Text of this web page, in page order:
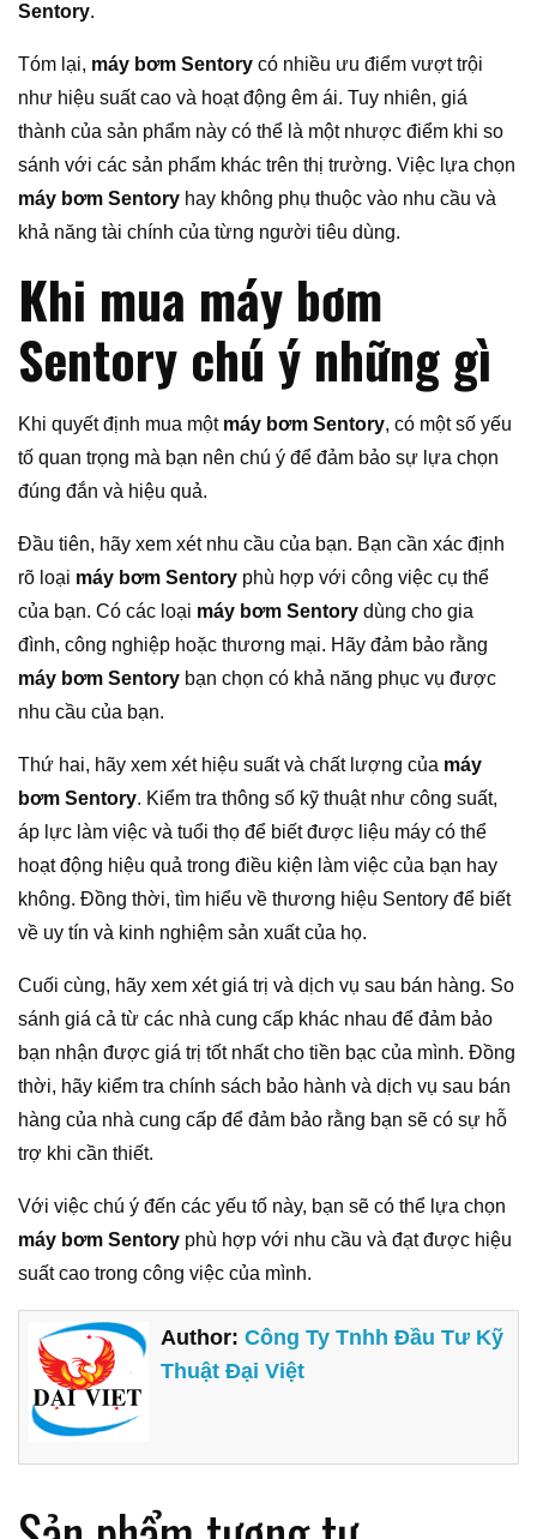
Sentory.
Tóm lại, máy bơm Sentory có nhiều ưu điểm vượt trội
như hiệu suất cao và hoạt động êm ái. Tuy nhiên, giá
thành của sản phẩm này có thể là một nhược điểm khi so
sánh với các sản phẩm khác trên thị trường. Việc lựa chọn
máy bơm Sentory hay không phụ thuộc vào nhu cầu và
khả năng tài chính của từng người tiêu dùng.
Khi mua máy bơm
Sentory chú ý những gì
Khi quyết định mua một máy bơm Sentory, có một số yếu
tố quan trọng mà bạn nên chú ý để đảm bảo sự lựa chọn
đúng đắn và hiệu quả.
Đầu tiên, hãy xem xét nhu cầu của bạn. Bạn cần xác định
rõ loại máy bơm Sentory phù hợp với công việc cụ thể
của bạn. Có các loại máy bơm Sentory dùng cho gia
đình, công nghiệp hoặc thương mại. Hãy đảm bảo rằng
máy bơm Sentory bạn chọn có khả năng phục vụ được
nhu cầu của bạn.
Thứ hai, hãy xem xét hiệu suất và chất lượng của máy
bơm Sentory. Kiểm tra thông số kỹ thuật như công suất,
áp lực làm việc và tuổi thọ để biết được liệu máy có thể
hoạt động hiệu quả trong điều kiện làm việc của bạn hay
không. Đồng thời, tìm hiểu về thương hiệu Sentory để biết
về uy tín và kinh nghiệm sản xuất của họ.
Cuối cùng, hãy xem xét giá trị và dịch vụ sau bán hàng. So
sánh giá cả từ các nhà cung cấp khác nhau để đảm bảo
bạn nhận được giá trị tốt nhất cho tiền bạc của mình. Đồng
thời, hãy kiểm tra chính sách bảo hành và dịch vụ sau bán
hàng của nhà cung cấp để đảm bảo rằng bạn sẽ có sự hỗ
trợ khi cần thiết.
Với việc chú ý đến các yếu tố này, bạn sẽ có thể lựa chọn
máy bơm Sentory phù hợp với nhu cầu và đạt được hiệu
suất cao trong công việc của mình.
Author:Công Ty Tnhh Đầu Tư Kỹ
Thuật Đại Việt